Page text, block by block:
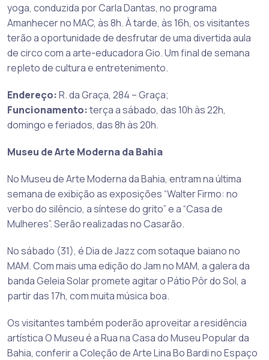
yoga, conduzida por Carla Dantas, no programa
Amanhecer no MAC, às 8h. À tarde, às 16h, os visitantes
terão a oportunidade de desfrutar de uma divertida aula
de circo com a arte-educadora Gio. Um final de semana
repleto de cultura e entretenimento.
Endereço:R. da Graça, 284 – Graça;
Funcionamento:terça a sábado, das 10h às 22h,
domingo e feriados, das 8h às 20h.
Museu de Arte Moderna da Bahia
No Museu de Arte Moderna da Bahia, entram na última
semana de exibição as exposições “Walter Firmo: no
verbo do silêncio, a síntese do grito” e a “Casa de
Mulheres”. Serão realizadas no Casarão.
No sábado (31), é Dia de Jazz com sotaque baiano no
MAM. Com mais uma edição do Jam no MAM, a galera da
banda Geleia Solar promete agitar o Pátio Pôr do Sol, a
partir das 17h, com muita música boa.
Os visitantes também poderão aproveitar a residência
artística O Museu é a Rua na Casa do Museu Popular da
Bahia, conferir a Coleção de Arte Lina Bo Bardi no Espaço